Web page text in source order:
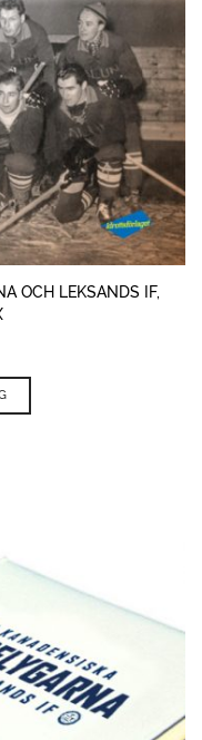
OCH LEKSANDS IF,